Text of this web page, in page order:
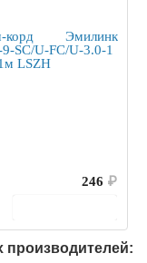
246 ₽
производителей: